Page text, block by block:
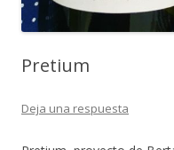
Pretium
Deja una respuesta